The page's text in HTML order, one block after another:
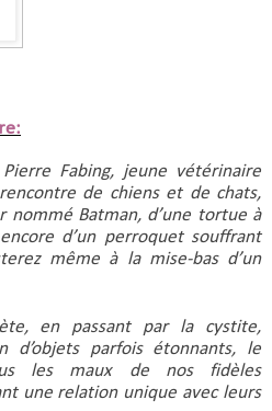
Fabing, jeune vétérinaire
de chiens et de chats,
nommé Batman, d’une tortue à
d’un perroquet souffrant
même à la mise-bas d’un
en passant par la cystite,
d’objets parfois étonnants, le
les maux de nos fidèles
une relation unique avec leurs